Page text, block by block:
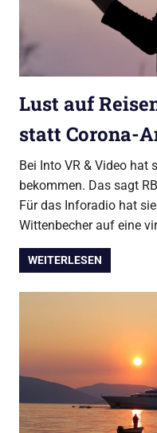
Lust auf
statt Corona-
Bei Into VR & Video hat
bekommen. Das sagt
Für das Inforadio hat
Wittenbecher auf eine
WEITERLESEN